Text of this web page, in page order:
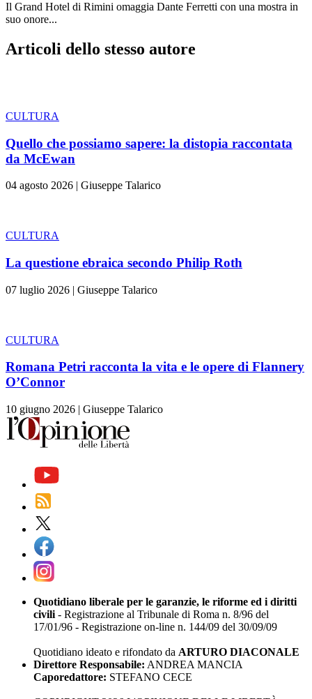
Il Grand Hotel di Rimini omaggia Dante Ferretti con una mostra in
suo onore...
Articoli dello stesso autore
CULTURA
Quello che possiamo sapere: la distopia raccontata
da McEwan
04 agosto 2026 | Giuseppe Talarico
CULTURA
La questione ebraica secondo Philip Roth
07 luglio 2026 | Giuseppe Talarico
CULTURA
Romana Petri racconta la vita e le opere di Flannery
O’Connor
10 giugno 2026 | Giuseppe Talarico
Quotidiano liberale per le garanzie, le riforme ed i diritti
civili - Registrazione al Tribunale di Roma n. 8/96 del
17/01/96 - Registrazione on-line n. 144/09 del 30/09/09
Quotidiano ideato e rifondato da ARTURO DIACONALE
Direttore Responsabile: ANDREA MANCIA
Caporedattore: STEFANO CECE